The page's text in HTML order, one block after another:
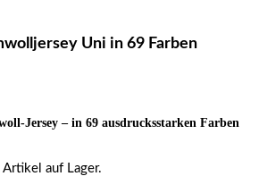
Uni in 69 Farben
Jersey – in 69 ausdrucksstarken Farben
Artikel auf Lager.